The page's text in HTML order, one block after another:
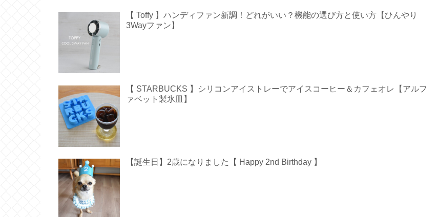
【 Toffy 】ハンディファン新調！どれがいい？機能の選び方と使い方【ひんやり
3Wayファン】
【 STARBUCKS 】シリコンアイストレーでアイスコーヒー＆カフェオレ【アルフ
ァベット製氷皿】
【誕生日】2歳になりました【 Happy 2nd Birthday 】